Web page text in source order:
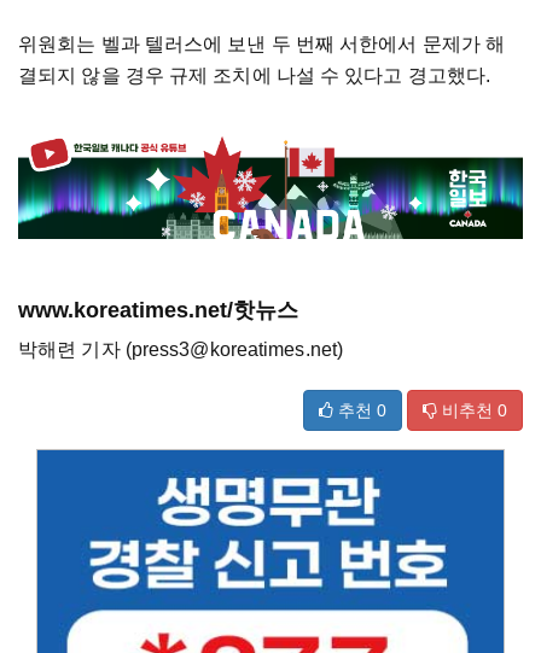
위원회는 벨과 텔러스에 보낸 두 번째 서한에서 문제가 해
결되지 않을 경우 규제 조치에 나설 수 있다고 경고했다.
www.koreatimes.net/핫뉴스
박해련 기자 (press3@koreatimes.net)
추천 0 비추천 0